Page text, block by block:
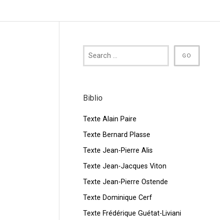
Biblio
Texte Alain Paire
Texte Bernard Plasse
Texte Jean-Pierre Alis
Texte Jean-Jacques Viton
Texte Jean-Pierre Ostende
Texte Dominique Cerf
Texte Frédérique Guétat-Liviani